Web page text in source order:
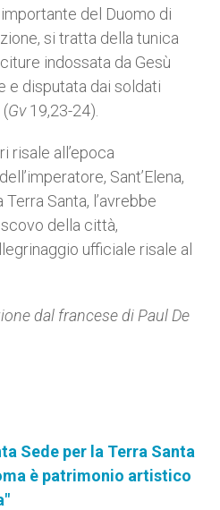
del Duomo di
si tratta della tunica
indossata da Gesù
e disputata dai soldati
Gv19,23-24).
risale all’epoca
Sant’Elena,
Santa, l’avrebbe
della città,
ufficiale risale al
dal francese di Paul De
Sede per la Terra Santa
è patrimonio artistico